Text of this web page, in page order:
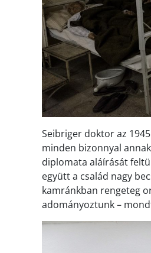
Seibriger doktor az
minden bizonnyal
diplomata aláírását
együtt a család nagy
kamránkban rengeteg
adományoztunk –